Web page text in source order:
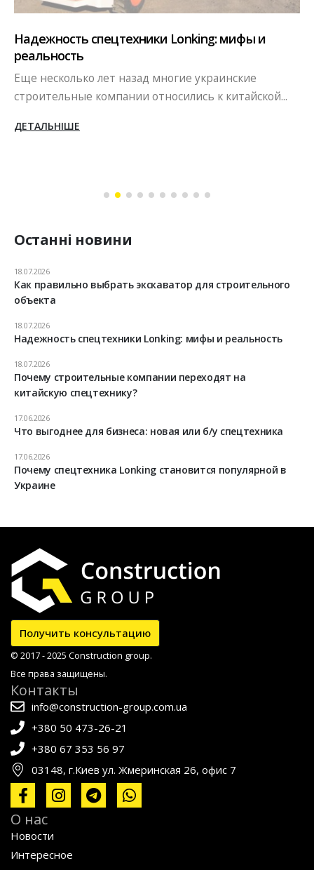
Надежность спецтехники Lonking: мифы и
реальность
Еще несколько лет назад многие украинские
строительные компании относились к китайской...
ДЕТАЛЬНІШЕ
Останні новини
Как правильно выбрать экскаватор для строительного
объекта
18.07.2026
Надежность спецтехники Lonking: мифы и реальность
18.07.2026
Почему строительные компании переходят на
китайскую спецтехнику?
18.07.2026
Что выгоднее для бизнеса: новая или б/у спецтехника
17.06.2026
Почему спецтехника Lonking становится популярной в
Украине
17.06.2026
Получить консультацию
© 2017 - 2025 Construction group.
Все права защищены.
Контакты
info@construction-group.com.ua
+380 50 473-26-21
+380 67 353 56 97
03148, г.Киев ул. Жмеринская 26, офис 7
О нас
Новости
Интересное